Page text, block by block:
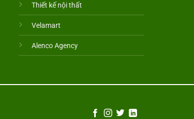
Thiết kế nội thất
Velamart
Alenco Agency